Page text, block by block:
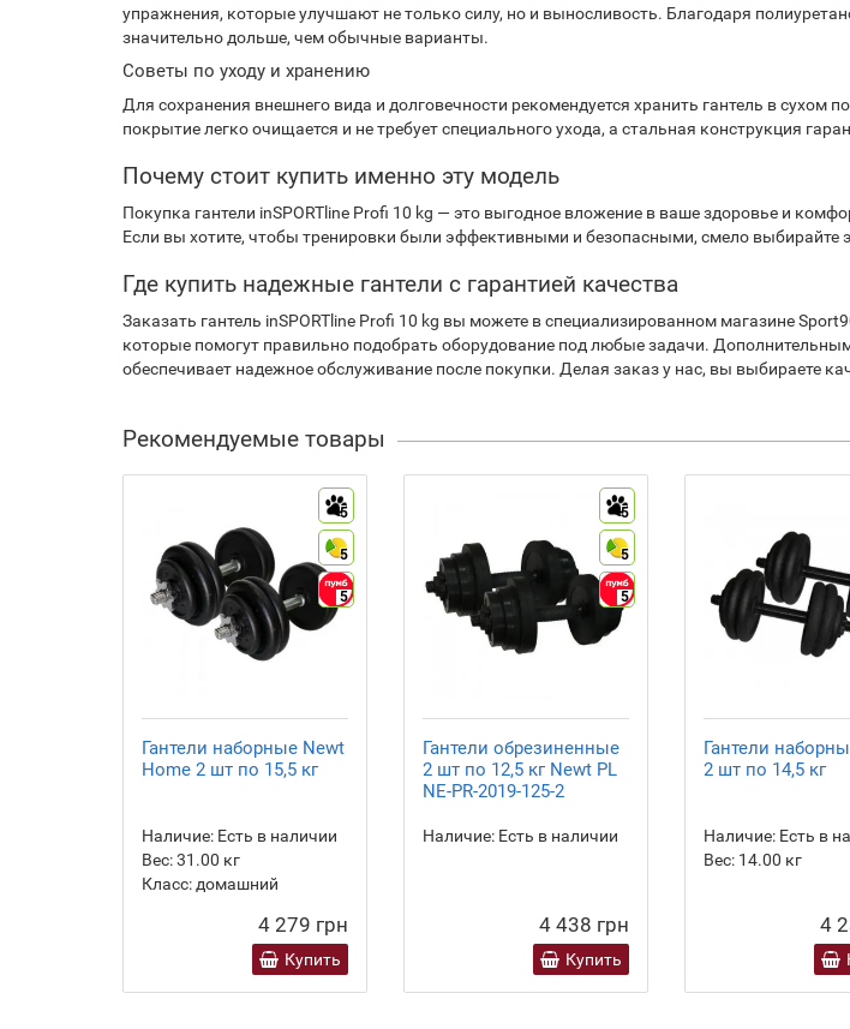
упражнения, которые улучшают не только силу, но и выносливость. Благодаря
значительно дольше, чем обычные варианты.
Советы по уходу и хранению
Для сохранения внешнего вида и долговечности рекомендуется хранить гантель в
покрытие легко очищается и не требует специального ухода, а стальная конструкция
Почему стоит купить именно эту модель
Покупка гантели inSPORTline Profi 10 kg — это выгодное вложение в ваше здоровье и
Если вы хотите, чтобы тренировки были эффективными и безопасными, смело выбирайте
Где купить надежные гантели с гарантией качества
Заказать гантель inSPORTline Profi 10 kg вы можете в специализированном магазине
которые помогут правильно подобрать оборудование под любые задачи.
обеспечивает надежное обслуживание после покупки. Делая заказ у нас, вы выбираете
Рекомендуемые товары
5
5
5
Гантели наборные Newt
Home 2 шт по 15,5 кг
Наличие: Есть в наличии
Вес:31.00 кг
Класс: домашний
4 279 грн
Купить
5
5
5
Гантели обрезиненные
2 шт по 12,5 кг Newt PL
NE-PR-2019-125-2
Наличие: Есть в наличии
4 438 грн
Купить
Гантели
2 шт по 14,5 кг
Наличие: Есть в
Вес: 14.00 кг
4